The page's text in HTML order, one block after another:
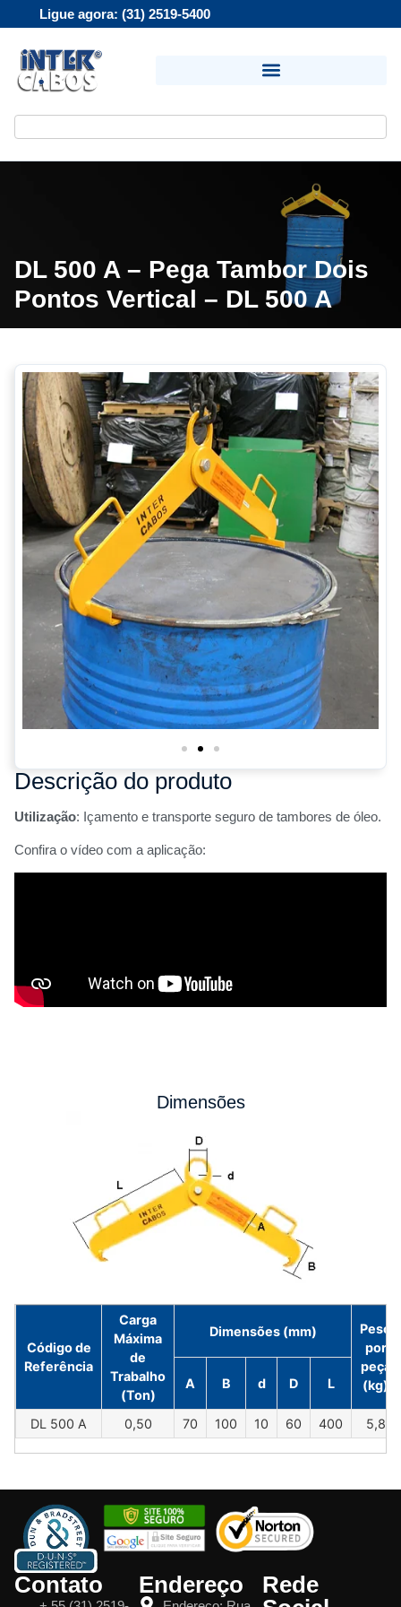
Ligue agora: (31) 2519-5400
DL 500 A – Pega Tambor Dois
Pontos Vertical – DL 500 A
Descrição do produto
Utilização: Içamento e transporte seguro de tambores de óleo.
Confira o vídeo com a aplicação:
Dimensões
Código de
Referência
Carga
Máxima
de
Trabalho
(Ton)
Dimensões (mm)
Peso
por
peça
(kg)
A B d D L
DL 500 A 0,50 70 100 10 60 400 5,8
Contato Endereço
Rede